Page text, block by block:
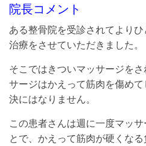
院長コメント
ある整骨院を受診されてより
治療をさせていただきました。
そこではきついマッサージを
サージはかえって筋肉を傷め
決にはなりません。
この患者さんは週に一度マッ
とで、かえって筋肉が硬くな